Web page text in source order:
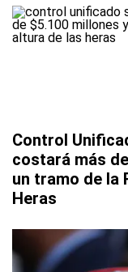
Control
costará más
un tramo de la
Heras